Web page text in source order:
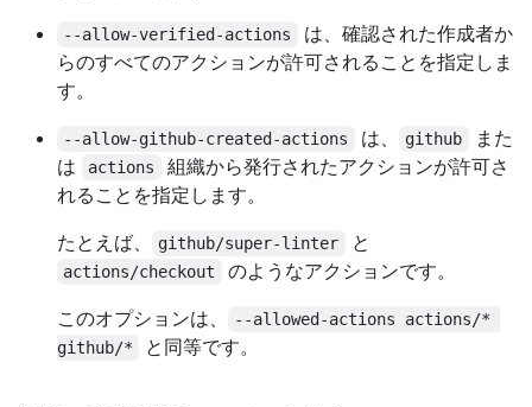
--allow-verified-actions
は、確認された作成者か
らのすべてのアクションが許可されることを指定しま
す。
--allow-github-created-actions は、 github
また
は
actions
組織から発行されたアクションが許可さ
れることを指定します。
たとえば、
github/super-linter と
actions/checkout
のようなアクションです。
このオプションは、
--allowed-actions actions/*
github/*
と同等です。